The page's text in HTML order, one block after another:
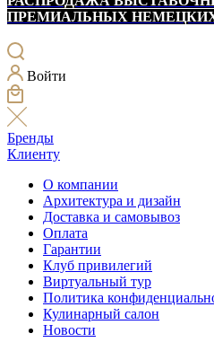
ПРЕМИАЛЬНЫХ
Войти
Бренды
Клиенту
О компании
Архитектура и дизайн
Доставка и самовывоз
Оплата
Гарантии
Клуб привилегий
Виртуальный тур
Политика
Кулинарный салон
Новости